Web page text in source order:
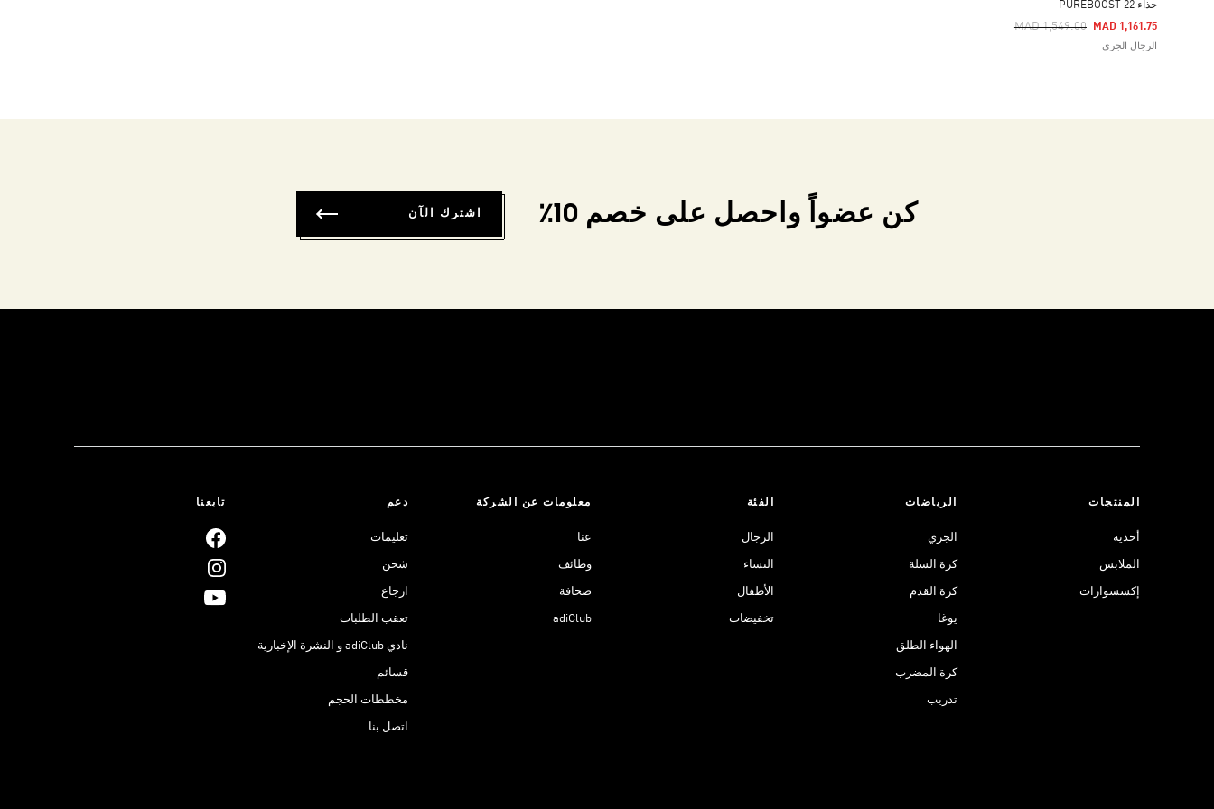
حذاء PUREBOOST 22
Price Reduced From
MAD 1,549.00
To MAD 1,161.75
الرجال الجري
كن عضواً واحصل على خصم 10٪ اشترك الآن
المنتجات
أحذية
الملابس
إكسسوارات
الرياضات
الجري
كرة السلة
كرة القدم
يوغا
الهواء الطلق
كرة المضرب
تدريب
الفئة
الرجال
النساء
الأطفال
تخفيضات
معلومات عن الشركة
عنا
وظائف
صحافة
adiClub
دعم
تعليمات
شحن
ارجاع
تعقب الطلبات
نادي adiClub و النشرة الإخبارية
قسائم
مخططات الحجم
اتصل بنا
تابعنا